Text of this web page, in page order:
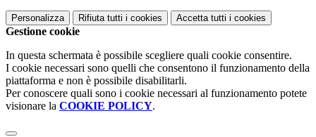
Personalizza Rifiuta tutti i cookies Accetta tutti i cookies
Gestione cookie
In questa schermata è possibile scegliere quali cookie consentire.
I cookie necessari sono quelli che consentono il funzionamento della
piattaforma e non è possibile disabilitarli.
Per conoscere quali sono i cookie necessari al funzionamento potete
visionare la COOKIE POLICY.